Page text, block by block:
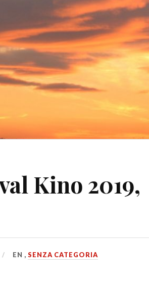
Kino 2019,
EN ,SENZA CATEGORIA